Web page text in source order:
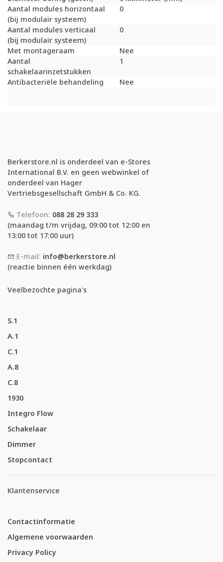
Aantal modules horizontaal
(bij modulair systeem)
0
Aantal modules verticaal
(bij modulair systeem)
0
Met montageraam
Nee
Aantal
schakelaarinzetstukken
1
Antibacteriële behandeling Nee
Berkerstore.nl is onderdeel van e-Stores
International B.V. en geen webwinkel of
onderdeel van Hager
Vertriebsgesellschaft GmbH & Co. KG.
Telefoon: 088 28 29 333
(maandag t/m vrijdag, 09:00 tot 12:00 en
13:00 tot 17:00 uur)
E-mail: info@berkerstore.nl
(reactie binnen één werkdag)
Veelbezochte pagina's
S.1
A.1
C.1
A.8
C.8
1930
Integro Flow
Schakelaar
Dimmer
Stopcontact
Klantenservice
Contactinformatie
Algemene voorwaarden
Privacy Policy